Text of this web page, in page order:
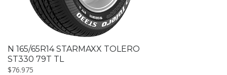
N 165/65R14 STARMAXX TOLERO
ST330 79T TL
$76.975